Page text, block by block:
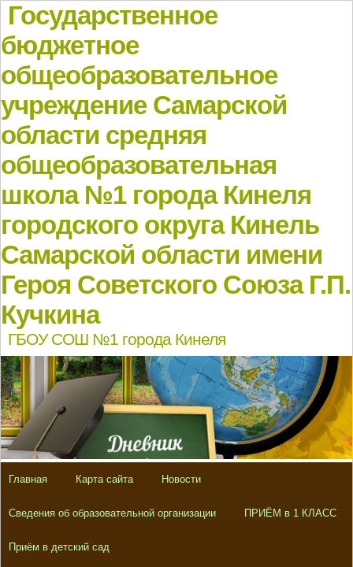
Государственное
бюджетное
общеобразовательное
учреждение Самарской
области средняя
общеобразовательная
школа №1 города Кинеля
городского округа Кинель
Самарской области имени
Героя Советского Союза Г.П.
Кучкина
ГБОУ СОШ №1 города Кинеля
Главная Карта сайта Новости
Сведения об образовательной организации ПРИЁМ в 1 КЛАСС
Приём в детский сад